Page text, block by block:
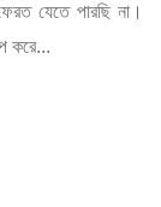
যেতে পারছি না।
করে...